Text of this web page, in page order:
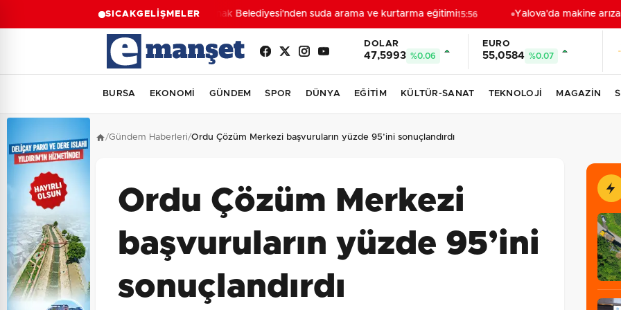
SICAKGELİŞMELERKonak Belediyesi'nden suda arama ve kurtarma eğitimi15:56 Yalova'da makine
DOLAR
47,5993 %0.06
EURO
55,0584 %0.07
BURSA EKONOMİ GÜNDEM SPOR DÜNYA EĞİTİM KÜLTÜR-SANAT TEKNOLOJİ MAGAZİN
/Gündem Haberleri/Ordu Çözüm Merkezi başvuruların yüzde 95’ini sonuçlandırdı
Ordu Çözüm Merkezi
başvuruların yüzde 95’ini
sonuçlandırdı